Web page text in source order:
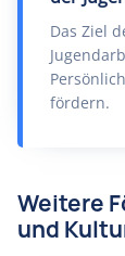
Das Ziel
fördern.
Weitere
und